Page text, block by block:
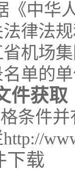
《中华
律法
机场
名单的
件获取
条件
http://
下载